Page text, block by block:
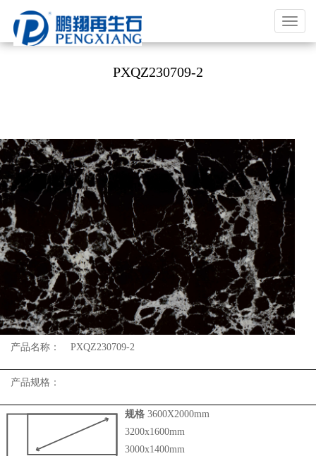
福
建
限
公
PXQZ230709-2
产品名称： PXQZ230709-2
产品规格：
规格 3600X2000mm
3200x1600mm
3000x1400mm